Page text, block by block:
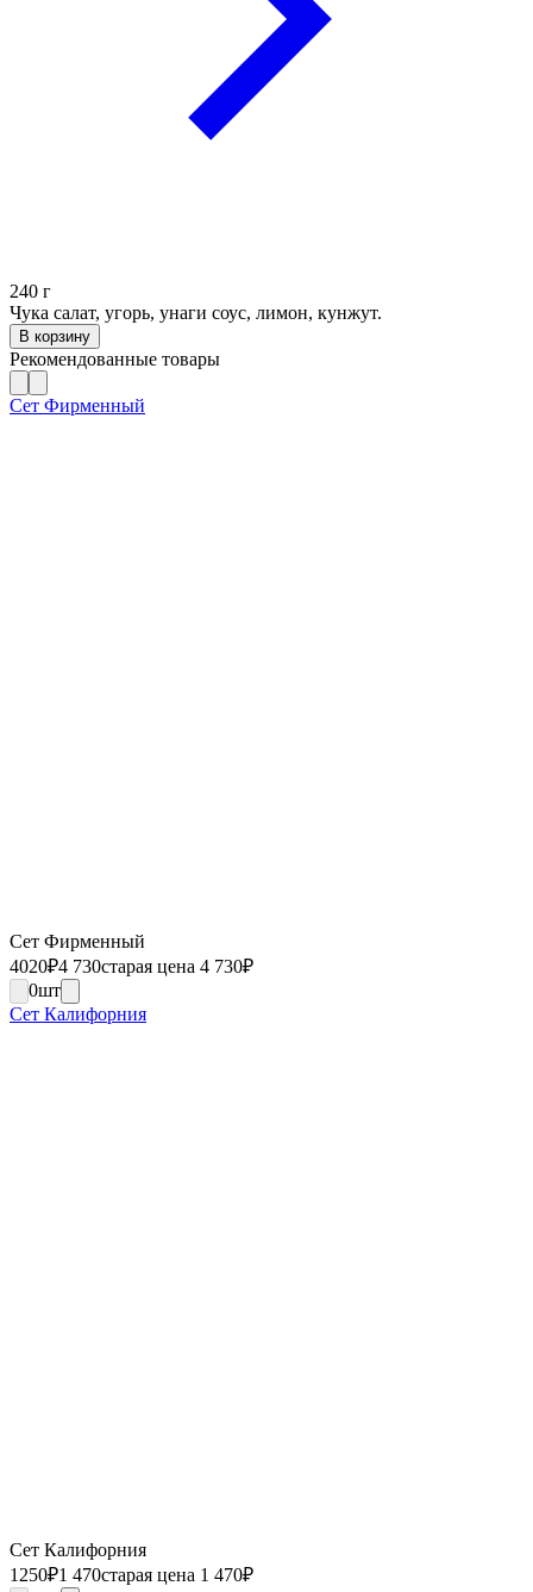
240 г
Чука салат, угорь, унаги соус, лимон, кунжут.
В корзину
Рекомендованные товары
Сет Фирменный
Сет Фирменный
4020₽4 730старая цена 4 730₽
0шт
Сет Калифорния
Сет Калифорния
1250₽1 470старая цена 1 470₽